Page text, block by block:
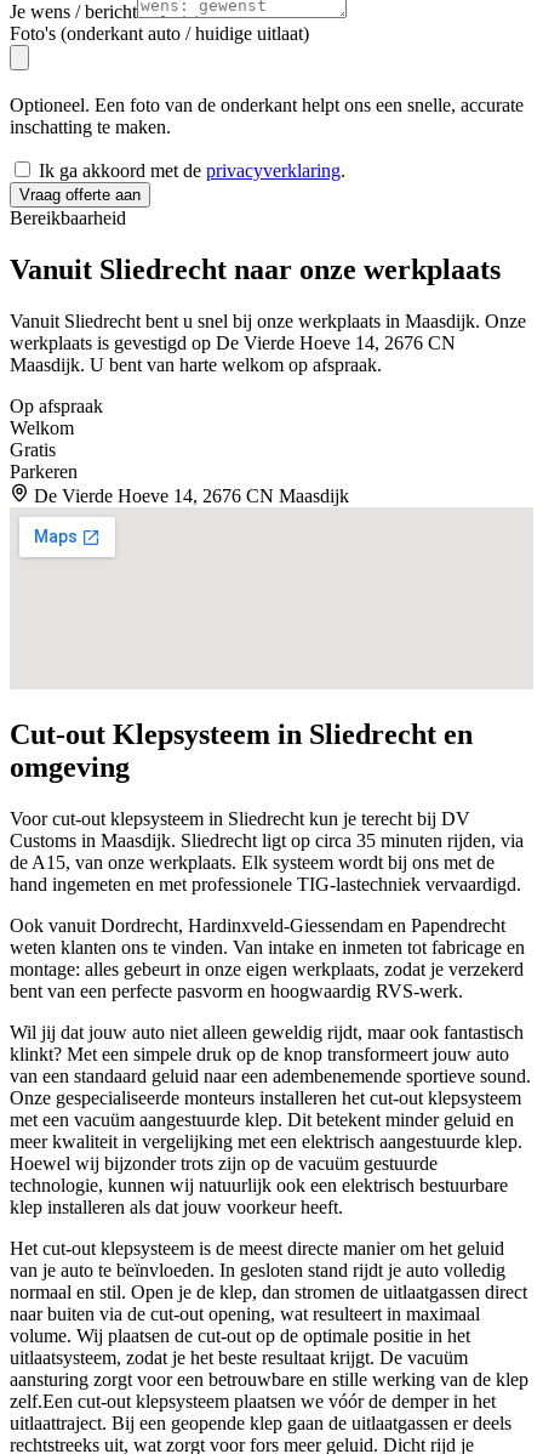
Je wens / bericht
Foto's (onderkant auto / huidige uitlaat)
Optioneel. Een foto van de onderkant helpt ons een snelle, accurate
inschatting te maken.
Ik ga akkoord met de privacyverklaring.
Vraag offerte aan
Bereikbaarheid
Vanuit Sliedrecht naar onze werkplaats
Vanuit Sliedrecht bent u snel bij onze werkplaats in Maasdijk. Onze
werkplaats is gevestigd op De Vierde Hoeve 14, 2676 CN
Maasdijk. U bent van harte welkom op afspraak.
Op afspraak
Welkom
Gratis
Parkeren
De Vierde Hoeve 14, 2676 CN Maasdijk
Cut-out Klepsysteem in Sliedrecht en
omgeving
Voor cut-out klepsysteem in Sliedrecht kun je terecht bij DV
Customs in Maasdijk. Sliedrecht ligt op circa 35 minuten rijden, via
de A15, van onze werkplaats. Elk systeem wordt bij ons met de
hand ingemeten en met professionele TIG-lastechniek vervaardigd.
Ook vanuit Dordrecht, Hardinxveld-Giessendam en Papendrecht
weten klanten ons te vinden. Van intake en inmeten tot fabricage en
montage: alles gebeurt in onze eigen werkplaats, zodat je verzekerd
bent van een perfecte pasvorm en hoogwaardig RVS-werk.
Wil jij dat jouw auto niet alleen geweldig rijdt, maar ook fantastisch
klinkt? Met een simpele druk op de knop transformeert jouw auto
van een standaard geluid naar een adembenemende sportieve sound.
Onze gespecialiseerde monteurs installeren het cut-out klepsysteem
met een vacuüm aangestuurde klep. Dit betekent minder geluid en
meer kwaliteit in vergelijking met een elektrisch aangestuurde klep.
Hoewel wij bijzonder trots zijn op de vacuüm gestuurde
technologie, kunnen wij natuurlijk ook een elektrisch bestuurbare
klep installeren als dat jouw voorkeur heeft.
Het cut-out klepsysteem is de meest directe manier om het geluid
van je auto te beïnvloeden. In gesloten stand rijdt je auto volledig
normaal en stil. Open je de klep, dan stromen de uitlaatgassen direct
naar buiten via de cut-out opening, wat resulteert in maximaal
volume. Wij plaatsen de cut-out op de optimale positie in het
uitlaatsysteem, zodat je het beste resultaat krijgt. De vacuüm
aansturing zorgt voor een betrouwbare en stille werking van de klep
zelf.Een cut-out klepsysteem plaatsen we vóór de demper in het
uitlaattraject. Bij een geopende klep gaan de uitlaatgassen er deels
rechtstreeks uit, wat zorgt voor fors meer geluid. Dicht rijd je